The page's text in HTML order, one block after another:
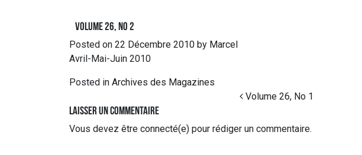
Volume 26, no 2
Posted on 22 Décembre 2010 by Marcel
Avril-Mai-Juin 2010
Posted in Archives des Magazines
Volume 26, No 1
Laisser un commentaire
Vous devez être connecté(e) pour rédiger un commentaire.